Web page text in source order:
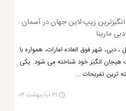
خیابان شیخ زائد دبی قرار گرفته
هتل های دبی
با چهره واقعی کویر
زیپ لاین جهان در آسمان
دبی مارینا
دبی، شهر فوق العاده امارات، همواره با
هیجان انگیز خود شناخته می شود. یکی
ترین تفریحات ...
۳۱ اردیبهشت ۰۴